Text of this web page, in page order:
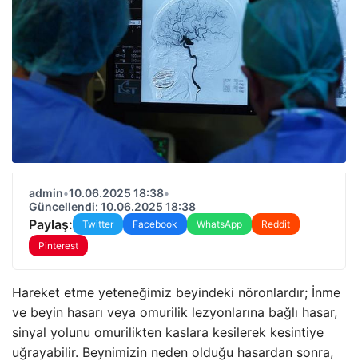
admin•10.06.2025 18:38•
Güncellendi: 10.06.2025 18:38
Paylaş: Twitter Facebook WhatsApp
Reddit
Pinterest
Hareket etme yeteneğimiz beyindeki nöronlardır; İnme
ve beyin hasarı veya omurilik lezyonlarına bağlı hasar,
sinyal yolunu omurilikten kaslara kesilerek kesintiye
uğrayabilir. Beynimizin neden olduğu hasardan sonra,